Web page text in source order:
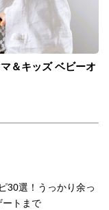
＆キッズ ベビーオ
30選！うっかり余っ
ートまで